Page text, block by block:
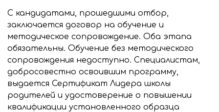
С кандидатами, прошедшими отбор,
заключается договор на обучение и
методическое сопровождение. Оба этапа
обязательны. Обучение без методического
сопровождения недоступно. Специалистам,
добросовестно освоившим программу,
выдается Сертификат Лидера школы
родителей и удостоверение о повышении
квалификации установленного образца